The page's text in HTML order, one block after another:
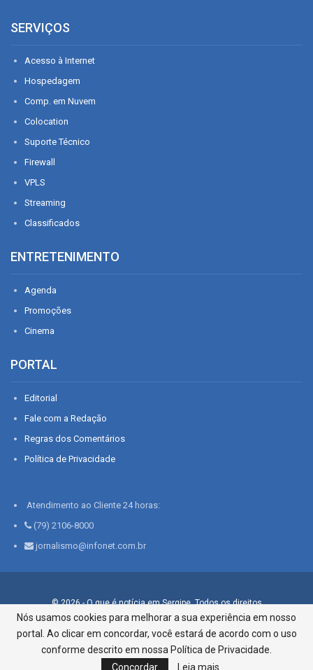
SERVIÇOS
Acesso à Internet
Hospedagem
Comp. em Nuvem
Colocation
Suporte Técnico
Firewall
VPLS
Streaming
Classificados
ENTRETENIMENTO
Agenda
Promoções
Cinema
PORTAL
Editorial
Fale com a Redação
Regras dos Comentários
Política de Privacidade
Atendimento ao Cliente 24 horas:
(79) 2106-8000
jornalismo@infonet.com.br
© 2026 - O que é notícia em Sergipe. Todos os direitos
reservados.
Infonet - Rua Monsenhor Silveira 276, Bairro São José |
Aracaju-SE, CEP 49015-030, Fone: 79.2106.8000 - CI Centro de
Informações LTDA
Nós usamos cookies para melhorar a sua experiência em nosso
portal. Ao clicar em concordar, você estará de acordo com o uso
conforme descrito em nossa Política de Privacidade.
Concordar
Leia mais